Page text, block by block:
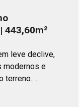
443,60m²
leve declive,
modernos e
terreno.